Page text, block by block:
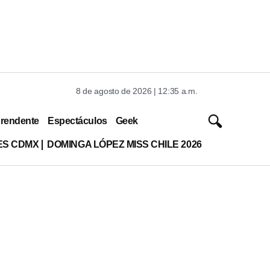
8 de agosto de 2026 | 12:35 a.m.
Espectáculos Geek
CDMX DOMINGA LÓPEZ MISS CHILE 2026